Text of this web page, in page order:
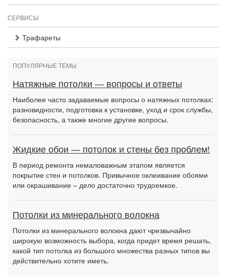
СЕРВИСЫ
Трафареты
ПОПУЛЯРНЫЕ ТЕМЫ
Натяжные потолки — вопросы и ответы
Наиболее часто задаваемые вопросы о натяжных потолках:
разновидности, подготовка к установке, уход и срок службы,
безопасность, а также многие другие вопросы.
Жидкие обои — потолок и стены без проблем!
В период ремонта немаловажным этапом является
покрытие стен и потолков. Привычное оклеивание обоями
или окрашивание – дело достаточно трудоемкое.
Потолки из минерального волокна
Потолки из минерального волокна дают чрезвычайно
широкую возможность выбора, когда придет время решать,
какой тип потолка из большого множества разных типов вы
действительно хотите иметь.